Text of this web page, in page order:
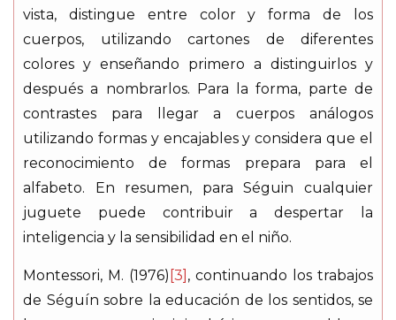
vista, distingue entre color y forma de los
cuerpos, utilizando cartones de diferentes
colores y enseñando primero a distinguirlos y
después a nombrarlos. Para la forma, parte de
contrastes para llegar a cuerpos análogos
utilizando formas y encajables y considera que el
reconocimiento de formas prepara para el
alfabeto. En resumen, para Séguin cualquier
juguete puede contribuir a despertar la
inteligencia y la sensibilidad en el niño.
Montessori, M. (1976) [3] , continuando los trabajos
de Séguín sobre la educación de los sentidos, se